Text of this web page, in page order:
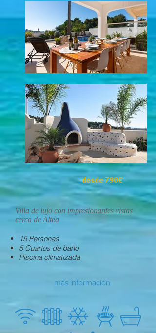
desde 790€
Villa de lujo con impresionantes vistas
cerca de Altea
15 Personas
5 Cuartos de baño
Piscina climatizada
más información